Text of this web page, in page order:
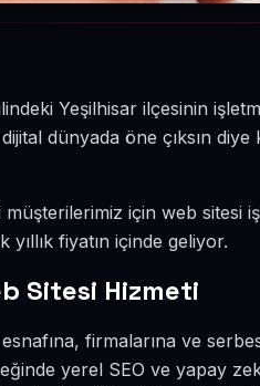
Yeşilhisar ilçesinin
dijital dünyada öne çıksın
müşterilerimiz için web sitesi
fiyatın içinde geliyor.
Sitesi Hizmeti
firmalarına ve
yerel SEO ve yapay